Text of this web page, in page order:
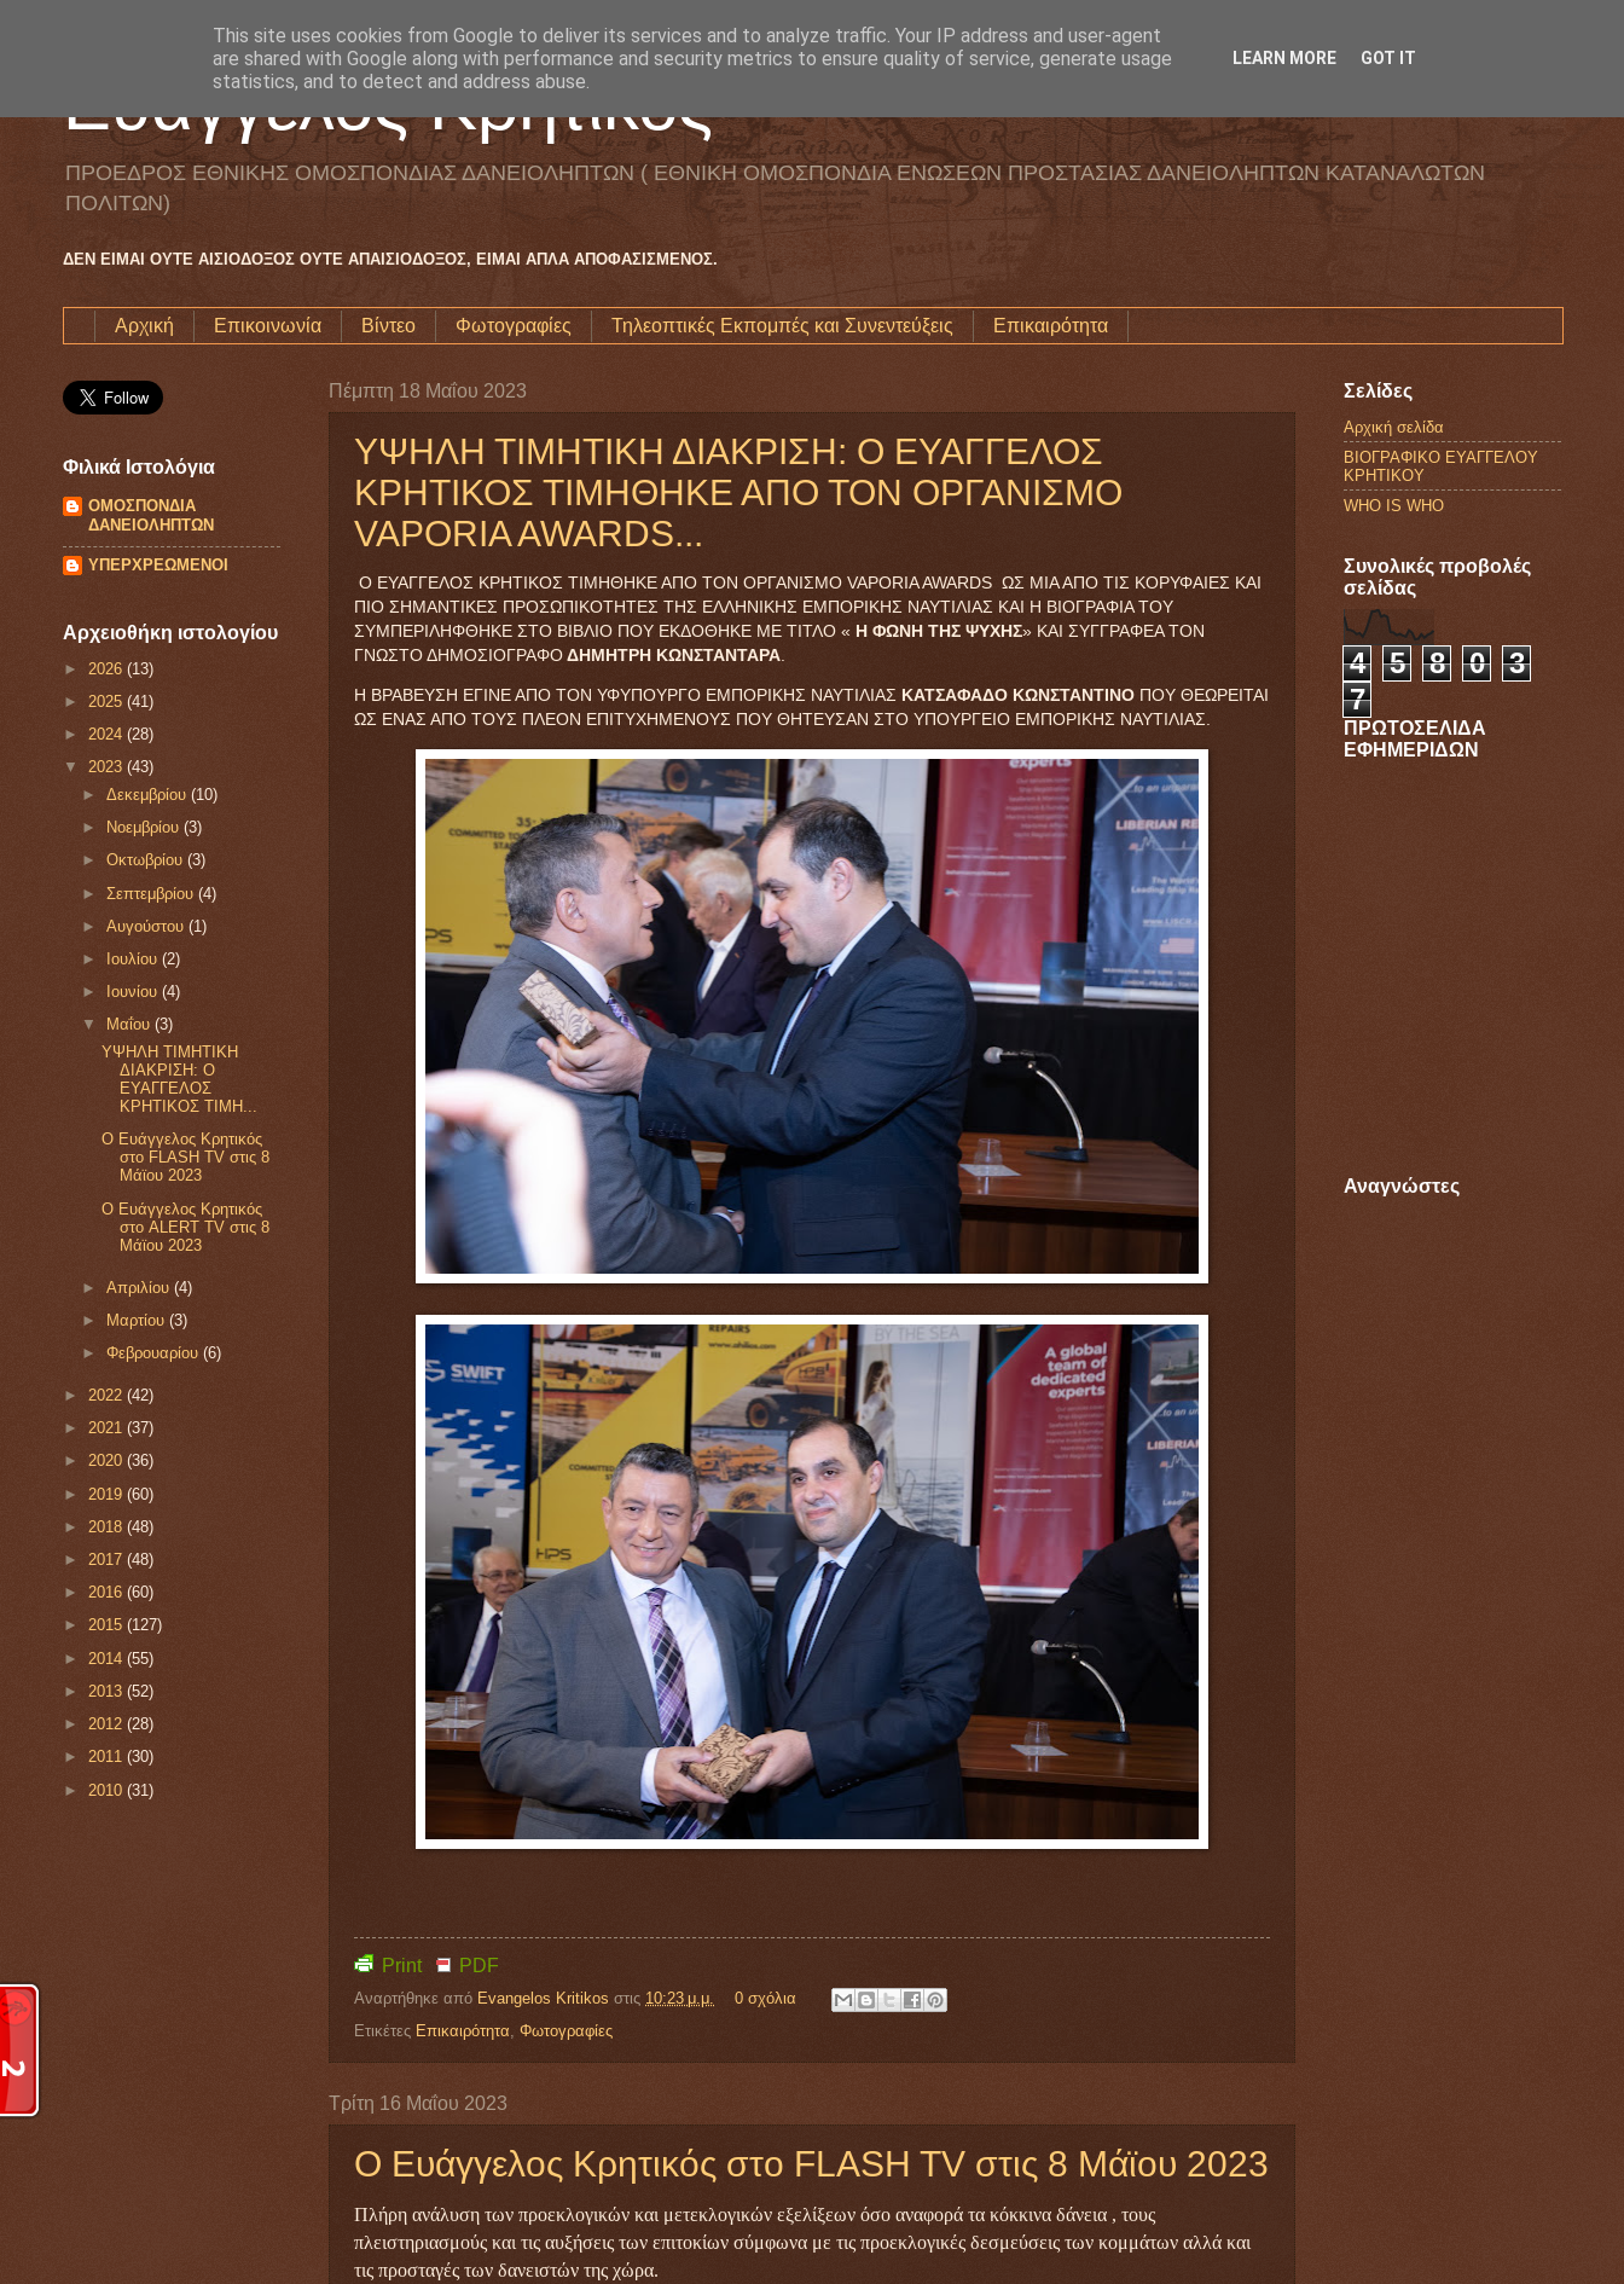
Ευάγγελος Κρητικός
ΠΡΟΕΔΡΟΣ ΕΘΝΙΚΗΣ ΟΜΟΣΠΟΝΔΙΑΣ ΔΑΝΕΙΟΛΗΠΤΩΝ ( ΕΘΝΙΚΗ ΟΜΟΣΠΟΝΔΙΑ ΕΝΩΣΕΩΝ ΠΡΟΣΤΑΣΙΑΣ ΔΑΝΕΙΟΛΗΠΤΩΝ ΚΑΤΑΝΑΛΩΤΩΝ
ΠΟΛΙΤΩΝ)
ΔΕΝ ΕΙΜΑΙ ΟΥΤΕ ΑΙΣΙΟΔΟΞΟΣ ΟΥΤΕ ΑΠΑΙΣΙΟΔΟΞΟΣ, ΕΙΜΑΙ ΑΠΛΑ ΑΠΟΦΑΣΙΣΜΕΝΟΣ.
Αρχική Επικοινωνία Βίντεο Φωτογραφίες Τηλεοπτικές Εκπομπές και Συνεντεύξεις Επικαιρότητα
Πέμπτη 18 Μαΐου 2023
ΥΨΗΛΗ ΤΙΜΗΤΙΚΗ ΔΙΑΚΡΙΣΗ: Ο ΕΥΑΓΓΕΛΟΣ
ΚΡΗΤΙΚΟΣ ΤΙΜΗΘΗΚΕ ΑΠΟ ΤΟΝ ΟΡΓΑΝΙΣΜΟ
VAPORIA AWARDS...
Ο ΕΥΑΓΓΕΛΟΣ ΚΡΗΤΙΚΟΣ ΤΙΜΗΘΗΚΕ ΑΠΟ ΤΟΝ ΟΡΓΑΝΙΣΜΟ VAPORIA AWARDS ΩΣ ΜΙΑ ΑΠΟ ΤΙΣ ΚΟΡΥΦΑΙΕΣ ΚΑΙ
ΠΙΟ ΣΗΜΑΝΤΙΚΕΣ ΠΡΟΣΩΠΙΚΟΤΗΤΕΣ ΤΗΣ ΕΛΛΗΝΙΚΗΣ ΕΜΠΟΡΙΚΗΣ ΝΑΥΤΙΛΙΑΣ ΚΑΙ Η ΒΙΟΓΡΑΦΙΑ ΤΟΥ
ΣΥΜΠΕΡΙΛΗΦΘΗΚΕ ΣΤΟ ΒΙΒΛΙΟ ΠΟΥ ΕΚΔΟΘΗΚΕ ΜΕ ΤΙΤΛΟ « Η ΦΩΝΗ ΤΗΣ ΨΥΧΗΣ» ΚΑΙ ΣΥΓΓΡΑΦΕΑ ΤΟΝ
ΓΝΩΣΤΟ ΔΗΜΟΣΙΟΓΡΑΦΟ ΔΗΜΗΤΡΗ ΚΩΝΣΤΑΝΤΑΡΑ
Η ΒΡΑΒΕΥΣΗ ΕΓΙΝΕ ΑΠΟ ΤΟΝ ΥΦΥΠΟΥΡΓΟ ΕΜΠΟΡΙΚΗΣ ΝΑΥΤΙΛΙΑΣ ΚΑΤΣΑΦΑΔΟ ΚΩΝΣΤΑΝΤΙΝΟ ΠΟΥ ΘΕΩΡΕΙΤΑΙ
ΩΣ ΕΝΑΣ ΑΠΟ ΤΟΥΣ ΠΛΕΟΝ ΕΠΙΤΥΧΗΜΕΝΟΥΣ ΠΟΥ ΘΗΤΕΥΣΑΝ ΣΤΟ ΥΠΟΥΡΓΕΙΟ ΕΜΠΟΡΙΚΗΣ ΝΑΥΤΙΛΙΑΣ.
Print PDF
Αναρτήθηκε από Evangelos Kritikos στις 10:23 μ.μ.
0 σχόλια
Ετικέτες Επικαιρότητα, Φωτογραφίες
Τρίτη 16 Μαΐου 2023
Ο Ευάγγελος Κρητικός στο FLASH TV στις 8 Μάϊου 2023
Πλήρη ανάλυση των προεκλογικών και μετεκλογικών εξελίξεων όσο αναφορά τα κόκκινα δάνεια , τους
πλειστηριασμούς και τις αυξήσεις των επιτοκίων σύμφωνα με τις προεκλογικές δεσμεύσεις των κομμάτων αλλά και
τις προσταγές των δανειστών της χώρα.
Φιλικά Ιστολόγια
ΟΜΟΣΠΟΝΔΙΑ
ΔΑΝΕΙΟΛΗΠΤΩΝ
ΥΠΕΡΧΡΕΩΜΕΝΟΙ
Αρχειοθήκη ιστολογίου
► 2026 (13)
► 2025 (41)
► 2024 (28)
▼ 2023 (43)
►Δεκεμβρίου(10)
►
Νοεμβρίου(3)
►Οκτωβρίου(3)
►Σεπτεμβρίου(4)
►Αυγούστου(1)
►
Ιουλίου(2)
►
Ιουνίου(4)
▼
Μαΐου(3)
ΥΨΗΛΗ ΤΙΜΗΤΙΚΗ
ΔΙΑΚΡΙΣΗ: Ο
ΕΥΑΓΓΕΛΟΣ
ΚΡΗΤΙΚΟΣ ΤΙΜΗ...
Ο Ευάγγελος Κρητικός
στο FLASH TV στις 8
Μάϊου 2023
Ο Ευάγγελος Κρητικός
στο ALERT TV στις 8
Μάϊου 2023
►Απριλίου(4)
► Μαρτίου(3)
►Φεβρουαρίου(6)
► 2022 (42)
► 2021 (37)
► 2020 (36)
► 2019 (60)
► 2018 (48)
► 2017 (48)
► 2016 (60)
► 2015 (127)
► 2014 (55)
► 2013 (52)
► 2012 (28)
► 2011 (30)
► 2010 (31)
Σελίδες
Αρχική σελίδα
ΒΙΟΓΡΑΦΙΚΟ ΕΥΑΓΓΕΛΟΥ
ΚΡΗΤΙΚΟΥ
WHO IS WHO
Συνολικές προβολές
σελίδας
4 5 8 0
3
7
ΠΡΩΤΟΣΕΛΙΔΑ
ΕΦΗΜΕΡΙΔΩΝ
Αναγνώστες
This site uses cookies from Google to deliver its services and to analyze traffic. Your IP address and user-agent
are shared with Google along with performance and security metrics to ensure quality of service, generate usage
statistics, and to detect and address abuse.
LEARN MORE GOT IT